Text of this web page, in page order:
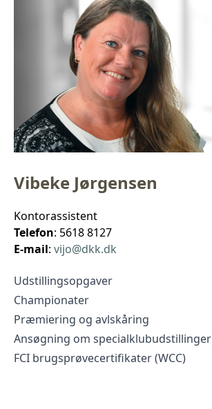
Vibeke Jørgensen
Kontorassistent
Telefon: 5618 8127
E-mail: vijo@dkk.dk
Udstillingsopgaver
Championater
Præmiering og avlskåring
Ansøgning om specialklubudstillinger
FCI brugsprøvecertifikater (WCC)